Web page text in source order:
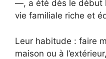
—, a été dès le début
vie familiale riche et
Leur habitude : faire
maison ou à